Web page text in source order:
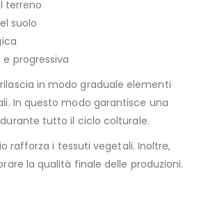
terreno
suolo
progressiva
rilascia in modo graduale elementi
In questo modo garantisce una
tutto il ciclo colturale.
rafforza i tessuti vegetali. Inoltre,
la qualità finale delle produzioni.